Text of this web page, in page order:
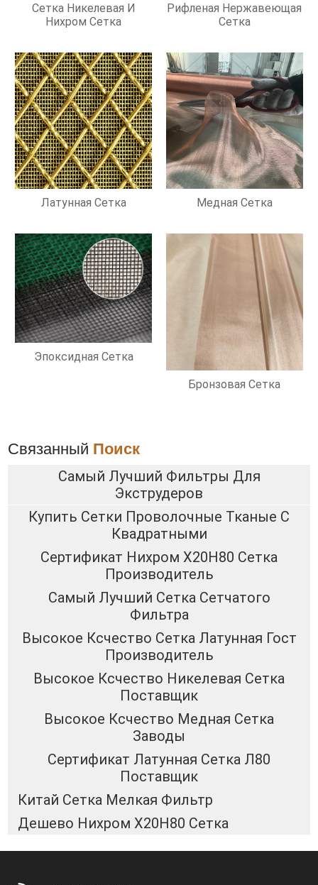
Сетка Никелевая И
Нихром Сетка
Рифленая Нержавеющая
Сетка
Латунная Сетка Медная Сетка
Эпоксидная Сетка
Бронзовая Сетка
Связанный Поиск
Самый Лучший Фильтры Для
Экструдеров
Купить Сетки Проволочные Тканые С
Квадратными
Сертификат Нихром Х20Н80 Сетка
Производитель
Самый Лучший Сетка Сетчатого
Фильтра
Высокое Ксчество Сетка Латунная Гост
Производитель
Высокое Ксчество Никелевая Сетка
Поставщик
Высокое Ксчество Медная Сетка
Заводы
Сертификат Латунная Сетка Л80
Поставщик
Китай Сетка Мелкая Фильтр
Дешево Нихром Х20Н80 Сетка